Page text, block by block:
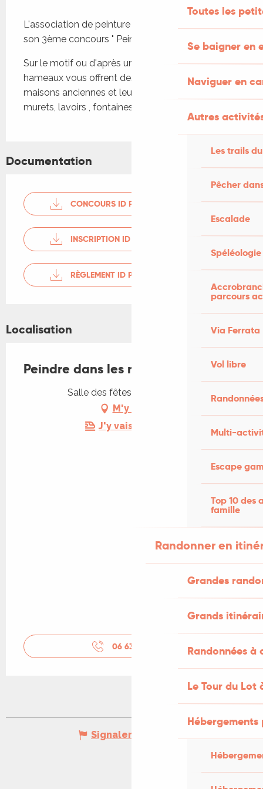
Toutes les
Se baigner en
Naviguer en
Autres
Les trails
Pêcher
Escalade
Spéléologie
parcours
Via Ferrata
Vol libre
Multi-
Escape
Top 10 des
famille
Randonner en
Grandes
Grands
Randonnées
Le Tour du Lot
L'association de peinture ID de Payrac organise
son 3ème concours " Peindre Payrac ".
Sur le motif ou d'après une photo , le bourg et ses
hameaux vous offrent des sites sympathiques,
maisons anciennes et leurs détails, portails,
murets, lavoirs , fontaines , four à pain, églises etc.
Documentation
CONCOURS ID PAYRAC
INSCRIPTION ID PAYRAC
RÈGLEMENT ID PAYRAC
Localisation
Peindre dans les rues de Payrac
Salle des fêtes, 46350 Payrac
M'y rendre
J'y vais en train !
06 63 21 34
Signaler une erreur